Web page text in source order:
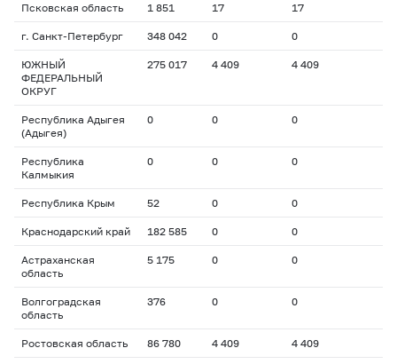
Псковская область 1 851 17 17
г. Санкт-Петербург 348 042 0 0
ЮЖНЫЙ
ФЕДЕРАЛЬНЫЙ
ОКРУГ
275 017 4 409 4 409
Республика Адыгея
(Адыгея)
0 0 0
Республика
Калмыкия
0 0 0
Республика Крым 52 0 0
Краснодарский край 182 585 0 0
Астраханская
область
5 175 0 0
Волгоградская
область
376 0 0
Ростовская область 86 780 4 409 4 409